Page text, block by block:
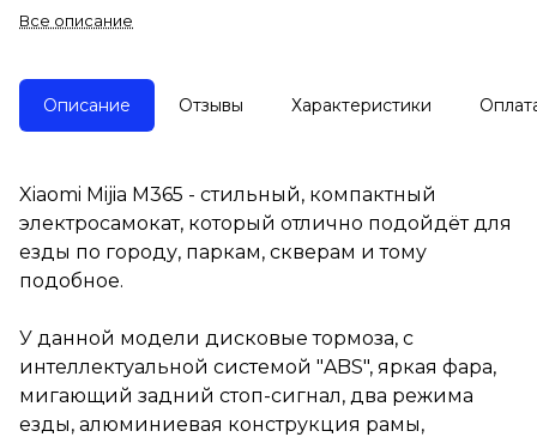
тормоза, с интеллектуальной
системой "ABS", яркая фара,
рамы, пневматические шины
и отличная амортизационная
система и не только!
Все описание
Описание Отзывы Характеристики
Xiaomi Mijia M365 - стильный, компактный
электросамокат, который отлично подойдёт для
езды по городу, паркам, скверам и тому
подобное.
У данной модели дисковые тормоза, с
интеллектуальной системой "ABS", яркая фара,
мигающий задний стоп-сигнал, два режима
езды, алюминиевая конструкция рамы,